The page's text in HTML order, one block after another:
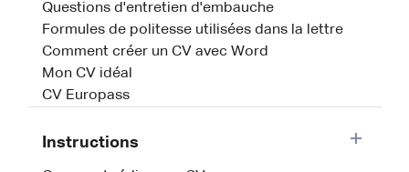
Questions d'entretien d'embauche
Formules de politesse utilisées dans la lettre
Comment créer un CV avec Word
Mon CV idéal
CV Europass
Instructions